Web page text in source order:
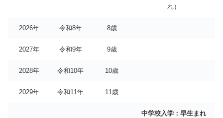
れ）
2026年 令和8年 8歳
2027年 令和9年 9歳
2028年 令和10年 10歳
2029年 令和11年 11歳
中学校入学：早生まれ